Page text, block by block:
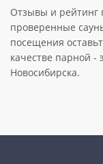
Отзывы и рейтинг
проверенные
посещения
качестве парной -
Новосибирска.